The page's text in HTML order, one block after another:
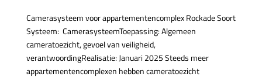
Camerasysteem voor appartementencomplex Rockade Soort
Systeem: CamerasysteemToepassing: Algemeen
cameratoezicht, gevoel van veiligheid,
verantwoordingRealisatie: Januari 2025 Steeds meer
appartementencomplexen hebben cameratoezicht